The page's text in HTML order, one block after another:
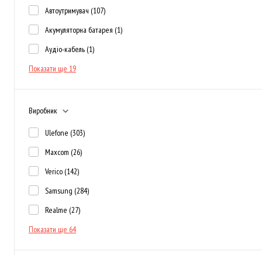
Автоутримувач (107)
Акумуляторна батарея (1)
Аудіо-кабель (1)
Показати ще 19
Виробник
Ulefone (303)
Maxcom (26)
Verico (142)
Samsung (284)
Realme (27)
Показати ще 64